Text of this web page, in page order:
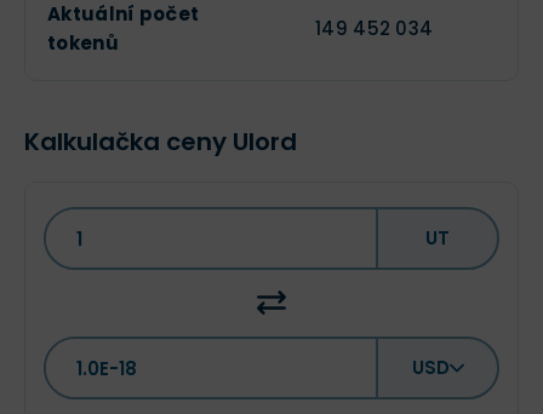
Aktuální počet
tokenů
149 452 034
Kalkulačka ceny Ulord
UT
USD